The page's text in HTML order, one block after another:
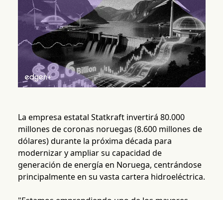
La empresa estatal Statkraft invertirá 80.000
millones de coronas noruegas (8.600 millones de
dólares) durante la próxima década para
modernizar y ampliar su capacidad de
generación de energía en Noruega, centrándose
principalmente en su vasta cartera hidroeléctrica.